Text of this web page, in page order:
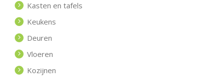
Kasten en tafels
Keukens
Deuren
Vloeren
Kozijnen